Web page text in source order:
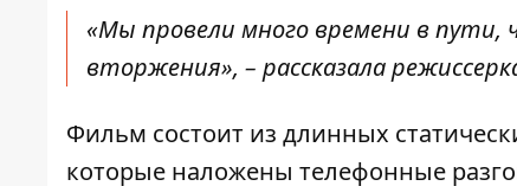
«Мы провели много времени в пути,
вторжения», – рассказала
Фильм состоит из длинных
которые наложены телефонные